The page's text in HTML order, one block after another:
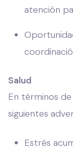
atención
Salud
En términos
siguientes
Estrés